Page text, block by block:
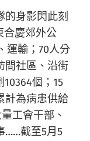
身影閃此刻
合慶郊外公
運輸；70人分
問社區、沿街
個；15
計為病患供給
工會干部、
……截至5月5